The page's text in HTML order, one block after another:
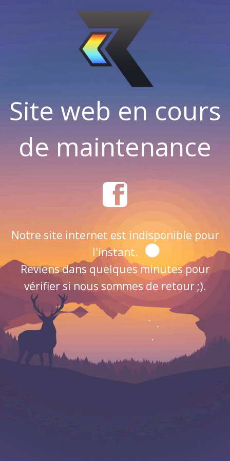
Site web en cours
de maintenance
Notre site internet est indisponible pour
l'instant.
Reviens dans quelques minutes pour
vérifier si nous sommes de retour ;).